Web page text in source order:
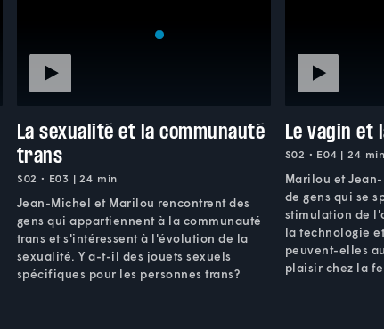
La sexualité et la communauté
trans
S02 • E03 | 24 min
Jean-Michel et Marilou rencontrent des
gens qui appartiennent à la communauté
trans et s'intéressent à l'évolution de la
sexualité. Y a-t-il des jouets sexuels
spécifiques pour les personnes trans?
Le vagin et
S02 • E04 | 24
Marilou et
de gens qui se
stimulation de
la technologie
peuvent-elles
plaisir chez la